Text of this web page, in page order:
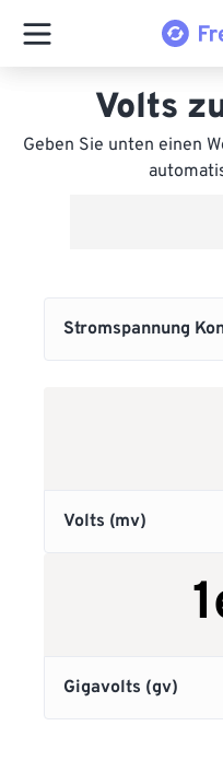
Volts
Geben Sie unten einen